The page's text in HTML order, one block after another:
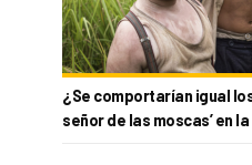
¿Se comportarían igual
señor de las moscas’ en